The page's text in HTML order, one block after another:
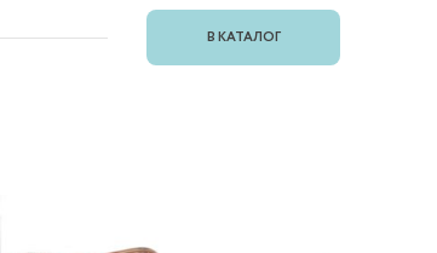
В КАТАЛОГ